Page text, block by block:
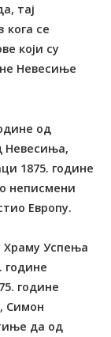
тај
кога се
који су
Невесиње
од
Невесиња,
1875. године
неписмени
Европу.
Храму Успења
године
године
Симон
да од